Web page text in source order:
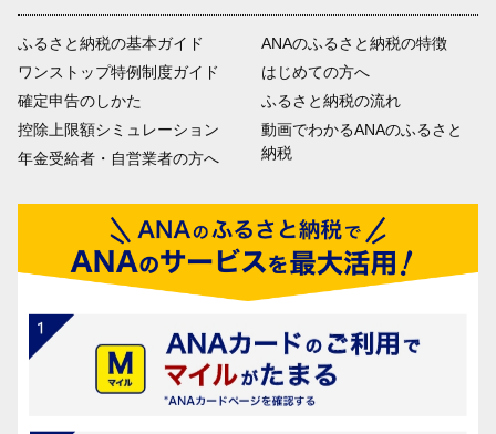
ふるさと納税の基本ガイド
ワンストップ特例制度ガイド
確定申告のしかた
控除上限額シミュレーション
年金受給者・自営業者の方へ
ANAのふるさと納税の特徴
はじめての方へ
ふるさと納税の流れ
動画でわかるANAのふるさと
納税